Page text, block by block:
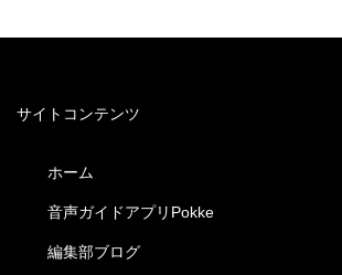
サイトコンテンツ
ホーム
音声ガイドアプリPokke
編集部ブログ